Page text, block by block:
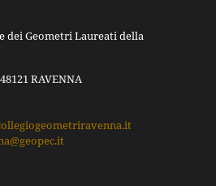
dei Geometri Laureati della
RAVENNA